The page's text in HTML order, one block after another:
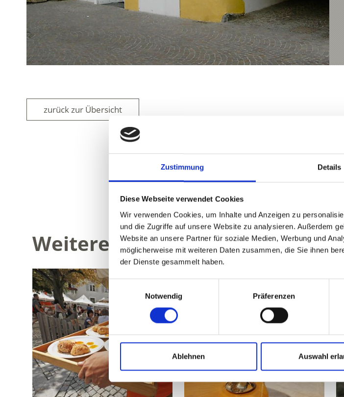
Zustimmung Details
Diese Webseite verwendet Cookies
Wir verwenden Cookies, um Inhalte und Anzeigen zu
und die Zugriffe auf unsere Website zu analysieren. Außerdem
Website an unsere Partner für soziale Medien, Werbung und
möglicherweise mit weiteren Daten zusammen, die Sie ihnen
der Dienste gesammelt haben.
Notwendig
Präferenzen
Ablehnen Auswahl
zurück zur Übersicht
WAR DER INHALT FÜR SIE HILFREICH?
Weitere interessante Links